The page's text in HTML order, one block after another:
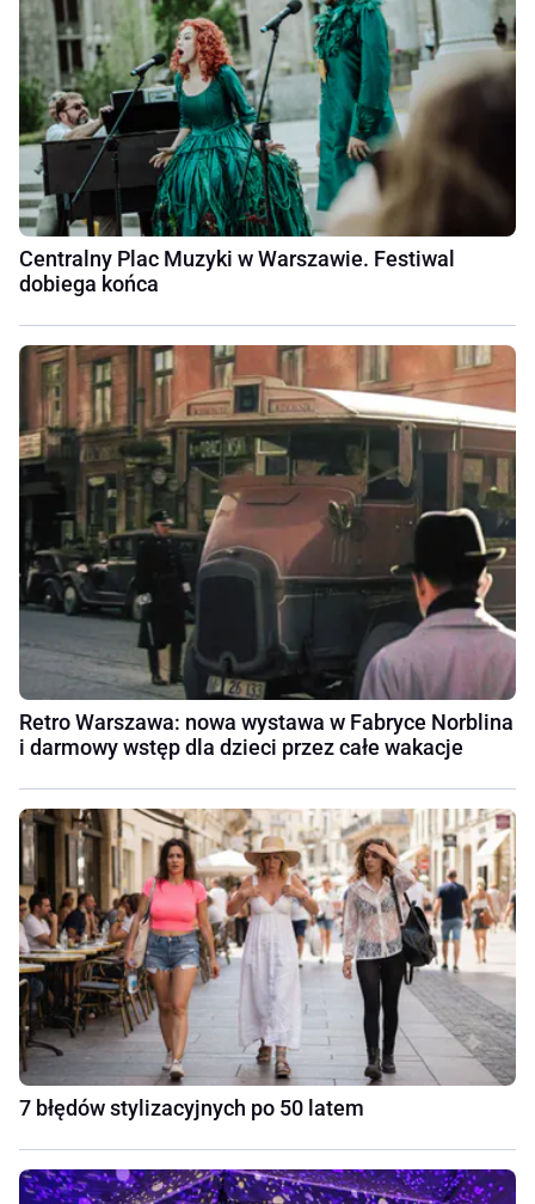
Centralny Plac Muzyki w Warszawie. Festiwal
dobiega końca
Retro Warszawa: nowa wystawa w Fabryce Norblina
i darmowy wstęp dla dzieci przez całe wakacje
7 błędów stylizacyjnych po 50 latem